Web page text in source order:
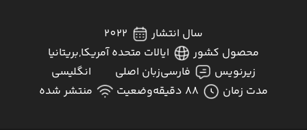
سال انتشار
2022
محصول کشور
ایالات متحده آمریکا,بریتانیا
زیرنویس
فارسیزبان اصلی
انگلیسی
مدت زمان
88 دقیقه وضعیت منتشر شده